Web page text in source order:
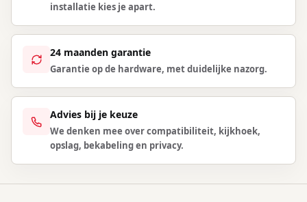
installatie kies je apart.
24 maanden garantie
Garantie op de hardware, met duidelijke nazorg.
Advies bij je keuze
We denken mee over compatibiliteit, kijkhoek,
opslag, bekabeling en privacy.